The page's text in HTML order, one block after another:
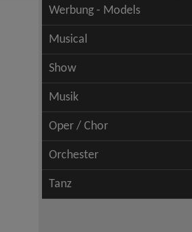
Werbung - Models
Musical
Show
Musik
Oper / Chor
Orchester
Tanz